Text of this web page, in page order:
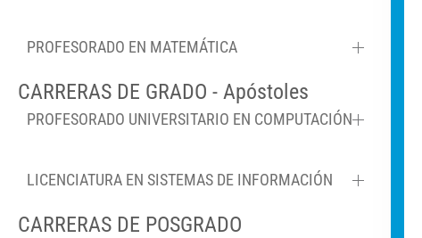
PROFESORADO EN MATEMÁTICA
CARRERAS DE GRADO - Apóstoles
PROFESORADO UNIVERSITARIO EN COMPUTACIÓN
LICENCIATURA EN SISTEMAS DE INFORMACIÓN
CARRERAS DE POSGRADO